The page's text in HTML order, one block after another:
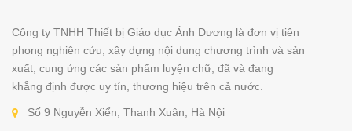
Công ty TNHH Thiết bị Giáo dục Ánh Dương là đơn vị tiên
phong nghiên cứu, xây dựng nội dung chương trình và sản
xuất, cung ứng các sản phẩm luyện chữ, đã và đang
khẳng định được uy tín, thương hiệu trên cả nước.
Số 9 Nguyễn Xiển, Thanh Xuân, Hà Nội